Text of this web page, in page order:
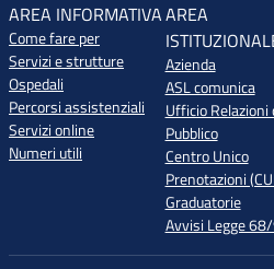
AREA INFORMATIVA
Come fare per
Servizi e strutture
Ospedali
Percorsi assistenziali
Servizi online
Numeri utili
AREA
Azienda
ASL comunica
Ufficio Relazioni
Pubblico
Centro Unico
Prenotazioni
Graduatorie
Avvisi Legge